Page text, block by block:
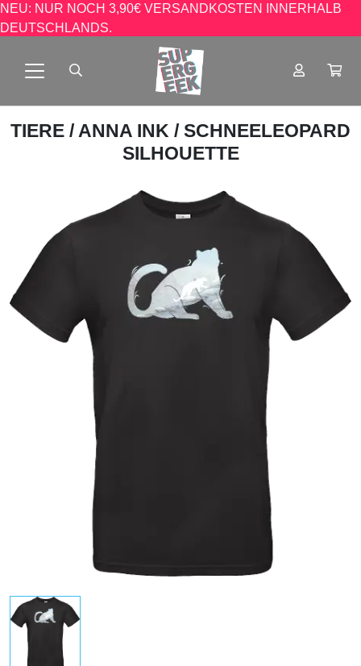
NEU: NUR NOCH 3,90€ VERSANDKOSTEN INNERHALB
DEUTSCHLANDS.
TIERE / ANNA INK / SCHNEELEOPARD
SILHOUETTE